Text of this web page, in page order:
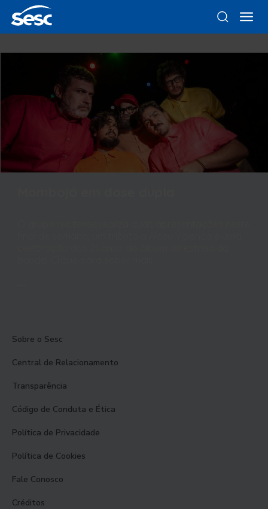
Sobre o Sesc
Central de Relacionamento
Transparência
Código de Conduta e Ética
Política de Privacidade
Política de Cookies
Fale Conosco
Créditos